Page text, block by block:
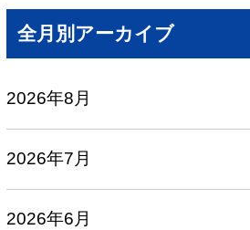
全月別アーカイブ
2026年8月
2026年7月
2026年6月